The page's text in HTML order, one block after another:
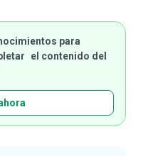
para
el contenido del